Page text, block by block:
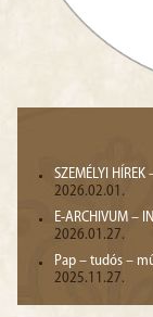
SZEMÉLYI HÍREK
2026.02.01.
E-ARCHIVUM –
2026.01.27.
Pap – tudós –
2025.11.27.